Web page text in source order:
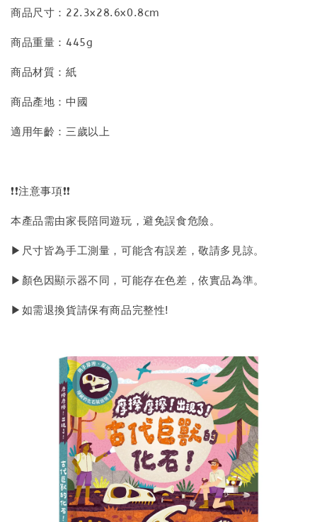
商品尺寸：22.3x28.6x0.8cm
商品重量：445g
商品材質：紙
商品產地：中國
適用年齡：三歲以上
❗❗注意事項❗❗
本產品需由家長陪同遊玩，避免誤食危險。
▶尺寸皆為手工測量，可能含有誤差，敬請多見諒。
▶顏色因顯示器不同，可能存在色差，依實品為準。
▶如需退換貨請保有商品完整性!